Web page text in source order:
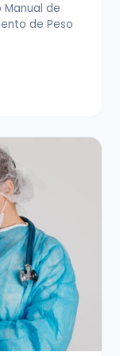
de
de Peso